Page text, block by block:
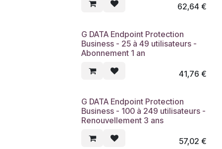
62,64 €
G DATA Endpoint Protection
Business - 25 à 49 utilisateurs -
Abonnement 1 an
41,76 €
G DATA Endpoint Protection
Business - 100 à 249 utilisateurs -
Renouvellement 3 ans
57,02 €